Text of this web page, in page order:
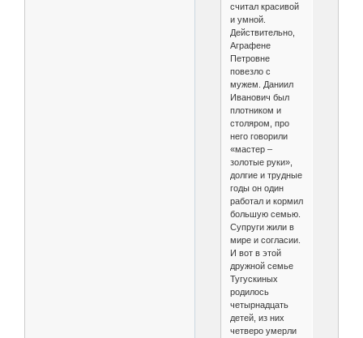
считал красивой
и умной.
Действительно,
Аграфене
Петровне
повезло с
мужем. Даниил
Иванович был
плотником и
столяром, про
него говорили
«мастер –
золотые руки»,
долгие и трудные
годы он один
работал и кормил
большую семью.
Супруги жили в
мире и согласии.
И вот в этой
дружной семье
Тугускиных
родилось
четырнадцать
детей, из них
четверо умерли